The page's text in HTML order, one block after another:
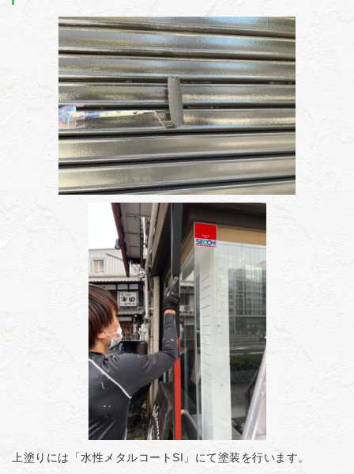
上塗りには「水性メタルコートSI」にて塗装を行います。